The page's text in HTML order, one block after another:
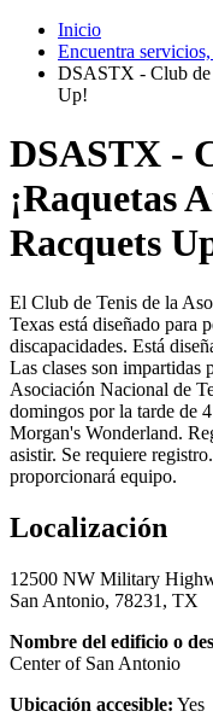
Inicio
Encuentra
DSASTX - Club de
Up!
DSASTX -
¡Raquetas
Racquets
El Club de Tenis de la
Texas está diseñado para
discapacidades. Está
Las clases son impartidas
Asociación Nacional de
domingos por la tarde de
Morgan's Wonderland.
asistir. Se requiere
proporcionará equipo.
Localización
12500 NW Military
San Antonio, 78231, TX
Nombre del edificio o
Center of San Antonio
Ubicación accesible: Yes